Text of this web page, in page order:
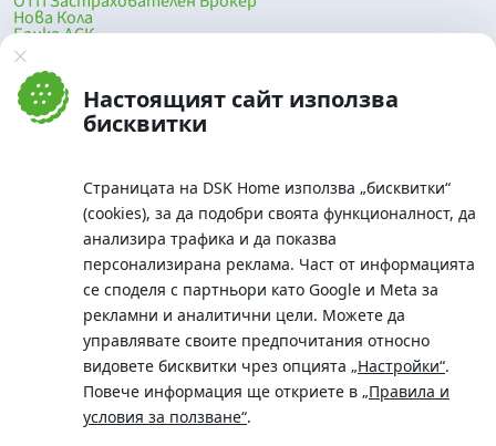
Настоящият сайт използва
бисквитки
Страницата на DSK Home използва „бисквитки“
(cookies), за да подобри своята функционалност, да
анализира трафика и да показва
персонализирана реклама. Част от информацията
се споделя с партньори като Google и Meta за
рекламни и аналитични цели. Можете да
управлявате своите предпочитания относно
видовете бисквитки чрез опцията „Настройки“.
Повече информация ще откриете в „Правила и
условия за ползване“.
Нова Кола
Банка ДСК
DSK Mobile
Оферти за продажба от Банка ДСК
Клонова мрежа и банкомати
До началото на страницата
Телефон:
0700 10 375 / *2375
Московска No.19 / ул. Г. Бенковски No. 5, София 1036
SWIFT/BIC: